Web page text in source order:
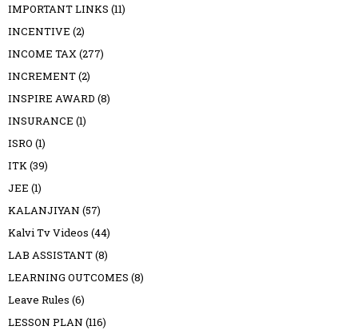
IMPORTANT LINKS (11)
INCENTIVE (2)
INCOME TAX(277)
INCREMENT(2)
INSPIRE AWARD (8)
INSURANCE (1)
ISRO (1)
ITK(39)
JEE (1)
KALANJIYAN (57)
Kalvi Tv Videos (44)
LAB ASSISTANT(8)
LEARNING OUTCOMES (8)
Leave Rules (6)
LESSON PLAN (116)